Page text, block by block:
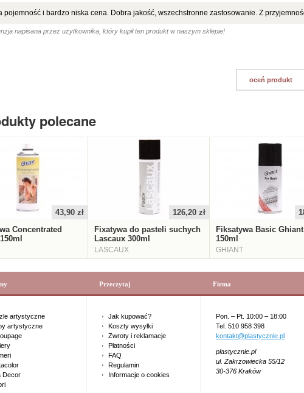
pojemność i bardzo niska cena. Dobra jakość, wszechstronne zastosowanie. Z
napisana przez użytkownika, który kupił ten produkt w naszym sklepie!
oceń produkt
polecane
43,90 zł
Concentrated
126,20 zł
Fixatywa do pasteli suchych
Lascaux 300ml
LASCAUX
Fiksatywa Basic Ghiant
150ml
GHIANT
artystyczne
artystyczne
Decor
Przeczytaj
Jak kupować?
Koszty wysyłki
Zwroty i reklamacje
Płatności
FAQ
Regulamin
Informacje o cookies
Firma
Pon. – Pt. 10:00 – 18:00
Tel. 510 958 398
kontakt@plastycznie.pl
plastycznie.pl
ul. Zakrzowiecka 55/12
30-376 Kraków